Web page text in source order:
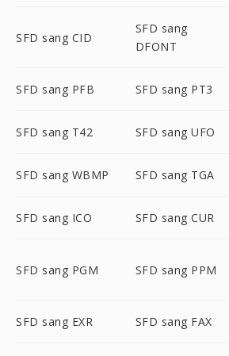
SFD sang CID
SFD sang
DFONT
SFD sang PFB SFD sang PT3
SFD sang T42 SFD sang UFO
SFD sang WBMP SFD sang TGA
SFD sang ICO SFD sang CUR
SFD sang PGM SFD sang PPM
SFD sang EXR SFD sang FAX